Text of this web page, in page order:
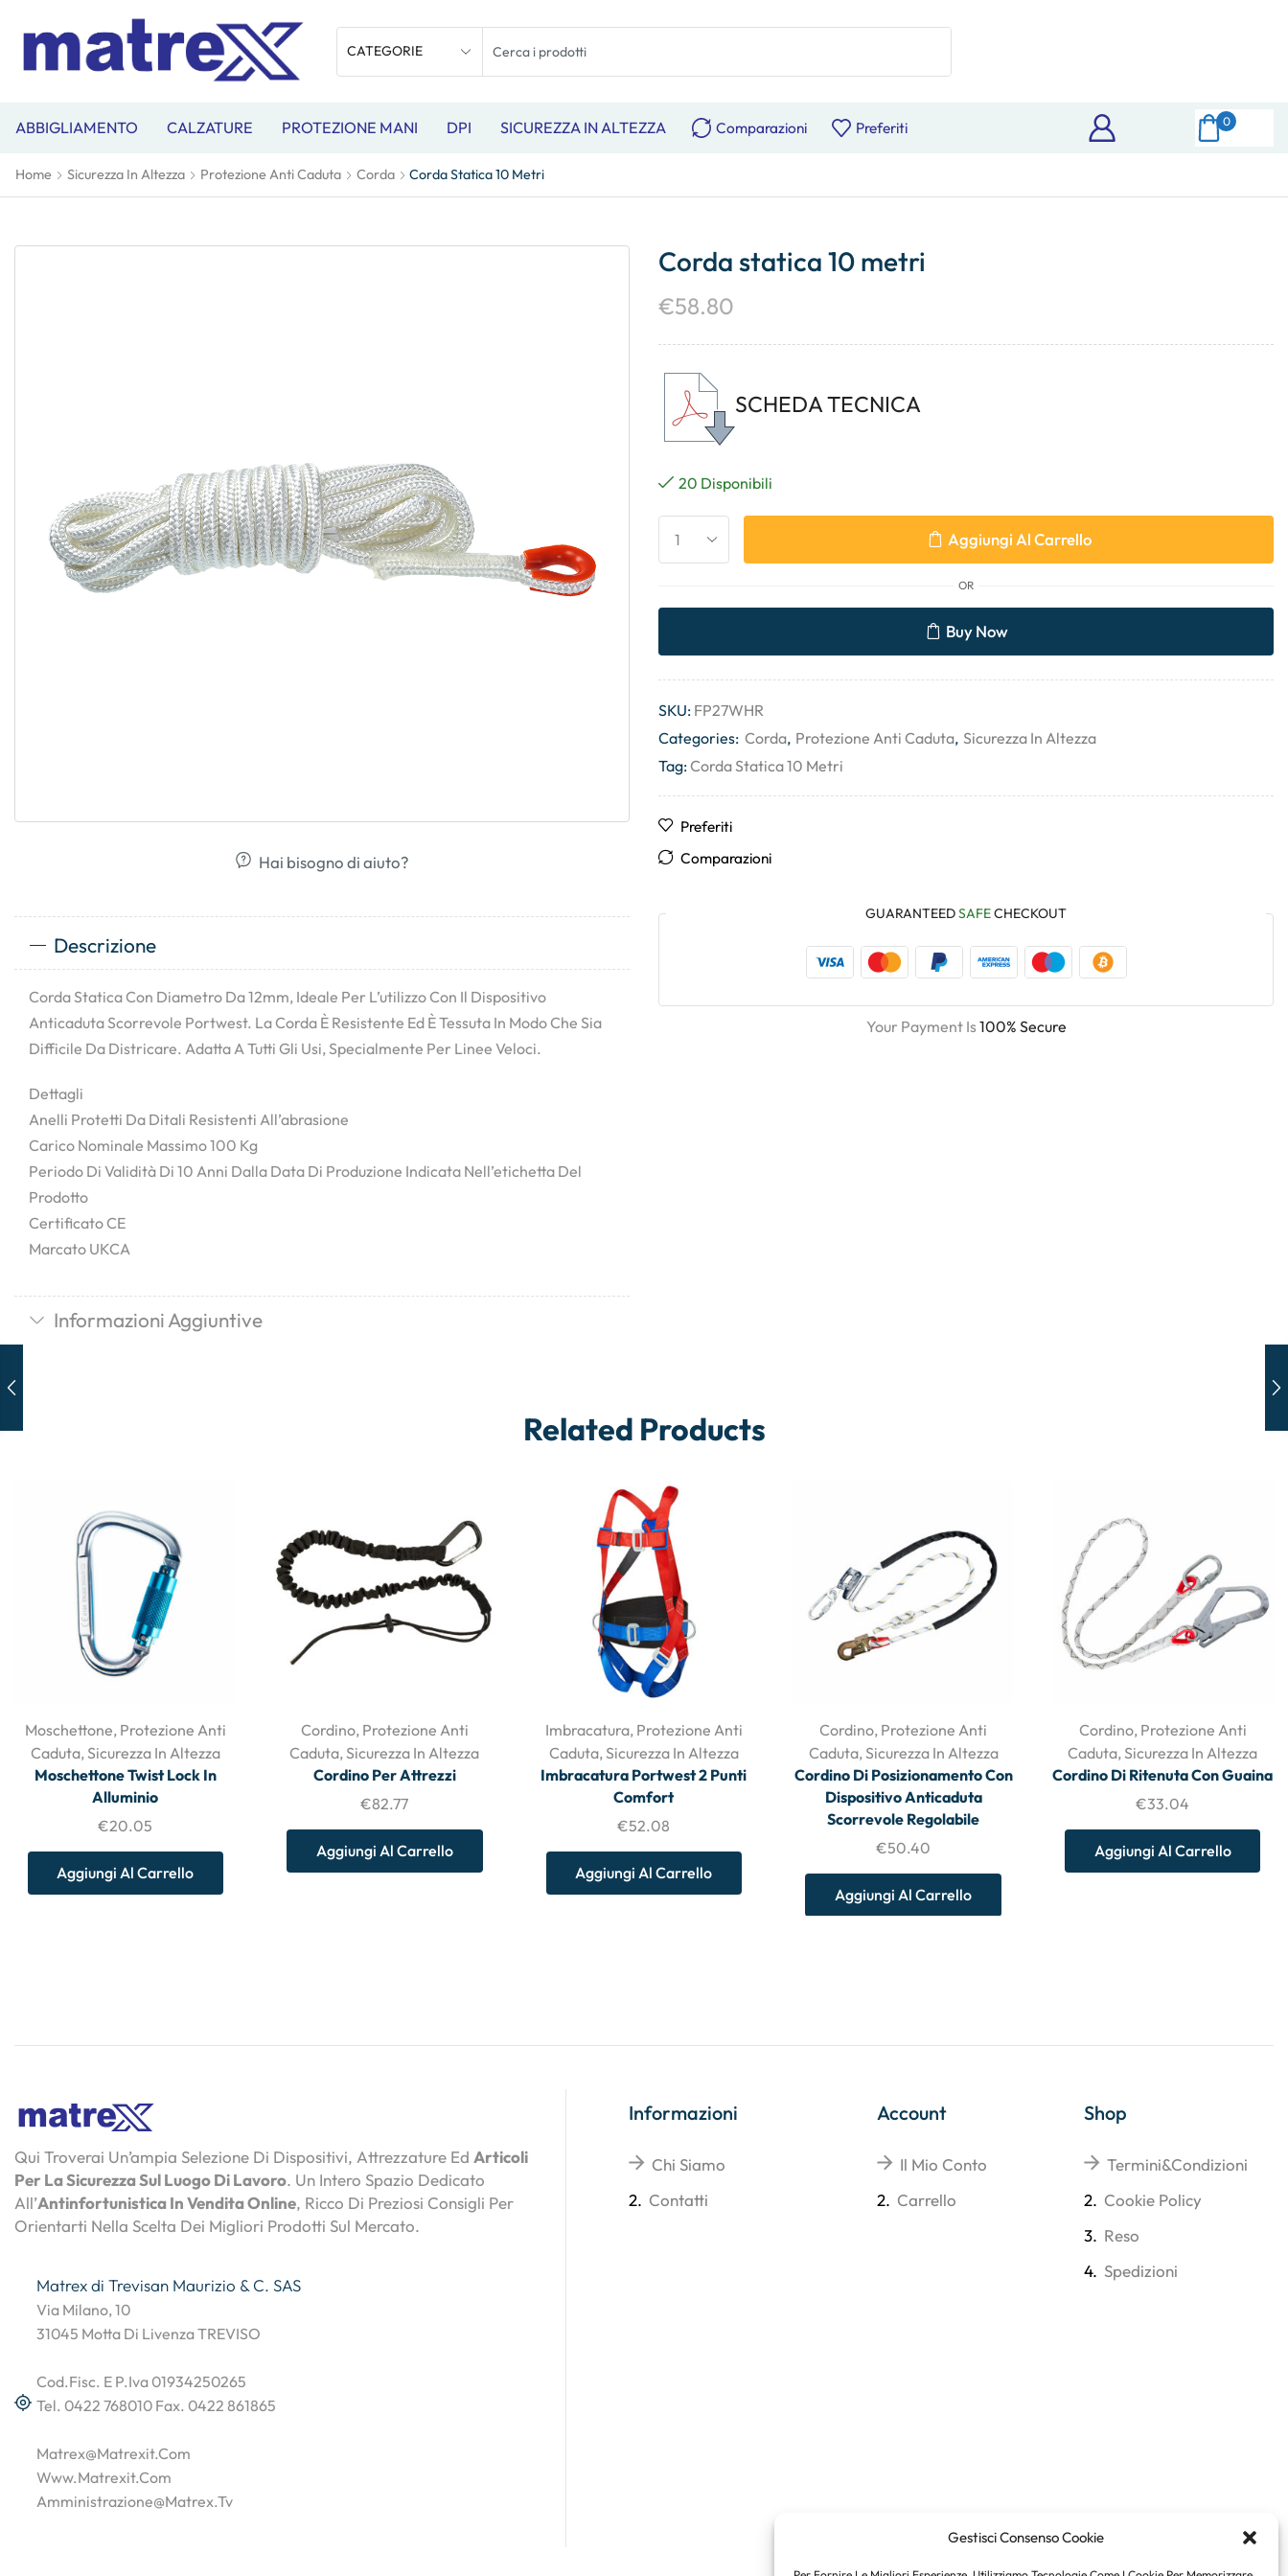
Gestisci Consenso Cookie
ABBIGLIAMENTO CALZATURE PROTEZIONE MANI DPI SICUREZZA IN ALTEZZA Comparazioni Preferiti 0
Home Sicurezza In Altezza Protezione Anti Caduta Corda Corda Statica 10 Metri
Hai bisogno di aiuto?
Descrizione
Corda Statica Con Diametro Da 12mm, Ideale Per L’utilizzo Con Il Dispositivo
Anticaduta Scorrevole Portwest. La Corda È Resistente Ed È Tessuta In Modo Che Sia
Difficile Da Districare. Adatta A Tutti Gli Usi, Specialmente Per Linee Veloci.
Dettagli
Anelli Protetti Da Ditali Resistenti All’abrasione
Carico Nominale Massimo 100 Kg
Periodo Di Validità Di 10 Anni Dalla Data Di Produzione Indicata Nell’etichetta Del
Prodotto
Certificato CE
Marcato UKCA
Informazioni Aggiuntive
Corda statica 10 metri
€58.80
SCHEDA TECNICA
20 Disponibili
Aggiungi Al Carrello
OR
Buy Now
SKU: FP27WHR
Categories: Corda, Protezione Anti Caduta, Sicurezza In Altezza
Tag:Corda Statica 10 Metri
Preferiti
Comparazioni
GUARANTEEDSAFECHECKOUT
Your Payment Is100% Secure
Related Products
Moschettone, Protezione Anti
Caduta, Sicurezza In Altezza
Moschettone Twist Lock In
Alluminio
€20.05
Aggiungi Al Carrello
Cordino, Protezione Anti
Caduta,Sicurezza In Altezza
Cordino Per Attrezzi
€82.77
Aggiungi Al Carrello
Imbracatura, Protezione Anti
Caduta, Sicurezza In Altezza
Imbracatura Portwest 2 Punti
Comfort
€52.08
Aggiungi Al Carrello
Cordino, Protezione Anti
Caduta, Sicurezza In Altezza
Cordino Di Posizionamento Con
Dispositivo Anticaduta
Scorrevole Regolabile
€50.40
Aggiungi Al Carrello
Cordino, Protezione Anti
Caduta,Sicurezza In Altezza
Cordino Di Ritenuta Con Guaina
€33.04
Aggiungi Al Carrello
Qui Troverai Un’ampia Selezione Di Dispositivi, Attrezzature Ed Articoli
Per La Sicurezza Sul Luogo Di Lavoro. Un Intero Spazio Dedicato
All’Antinfortunistica In Vendita Online, Ricco Di Preziosi Consigli Per
Orientarti Nella Scelta Dei Migliori Prodotti Sul Mercato.
Matrex di Trevisan Maurizio & C. SAS
Via Milano, 10
31045 Motta Di Livenza TREVISO
Cod.Fisc. E P.Iva 01934250265
Tel. 0422 768010 Fax. 0422 861865
Matrex@matrexit.com
Www.matrexit.com
Amministrazione@matrex.tv
Informazioni
Chi Siamo
2. Contatti
Account
Il Mio Conto
2. Carrello
Shop
Termini&Condizioni
2. Cookie Policy
3. Reso
4. Spedizioni